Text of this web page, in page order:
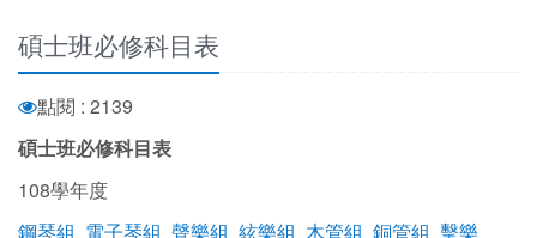
碩士班必修科目表
點閱 : 2139
碩士班必修科目表
108學年度
鋼琴組 電子琴組 聲樂組 絃樂組 木管組 銅管組 擊樂